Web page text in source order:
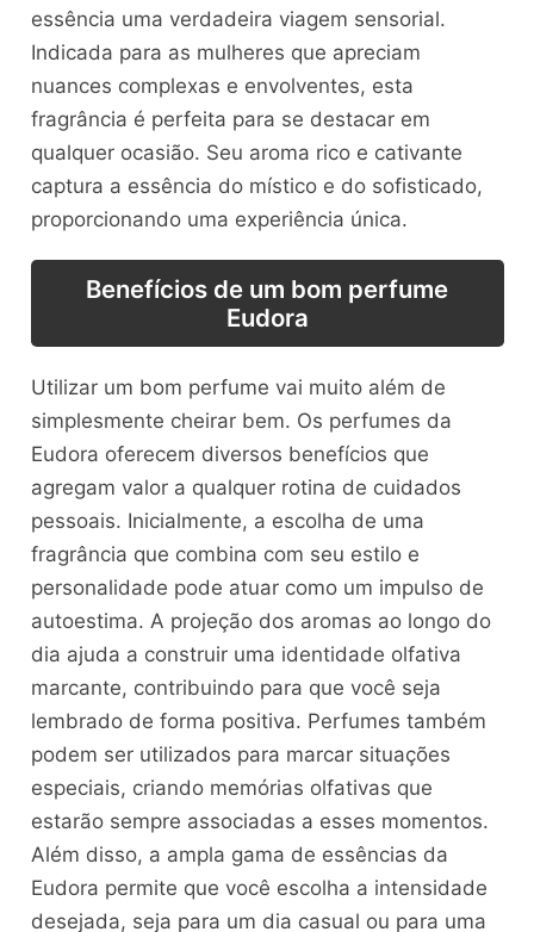
essência uma verdadeira viagem sensorial.
Indicada para as mulheres que apreciam
nuances complexas e envolventes, esta
fragrância é perfeita para se destacar em
qualquer ocasião. Seu aroma rico e cativante
captura a essência do místico e do sofisticado,
proporcionando uma experiência única.
Benefícios de um bom perfume
Eudora
Utilizar um bom perfume vai muito além de
simplesmente cheirar bem. Os perfumes da
Eudora oferecem diversos benefícios que
agregam valor a qualquer rotina de cuidados
pessoais. Inicialmente, a escolha de uma
fragrância que combina com seu estilo e
personalidade pode atuar como um impulso de
autoestima. A projeção dos aromas ao longo do
dia ajuda a construir uma identidade olfativa
marcante, contribuindo para que você seja
lembrado de forma positiva. Perfumes também
podem ser utilizados para marcar situações
especiais, criando memórias olfativas que
estarão sempre associadas a esses momentos.
Além disso, a ampla gama de essências da
Eudora permite que você escolha a intensidade
desejada, seja para um dia casual ou para uma